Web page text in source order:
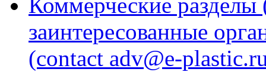
заинтересованные
(contact adv@e-